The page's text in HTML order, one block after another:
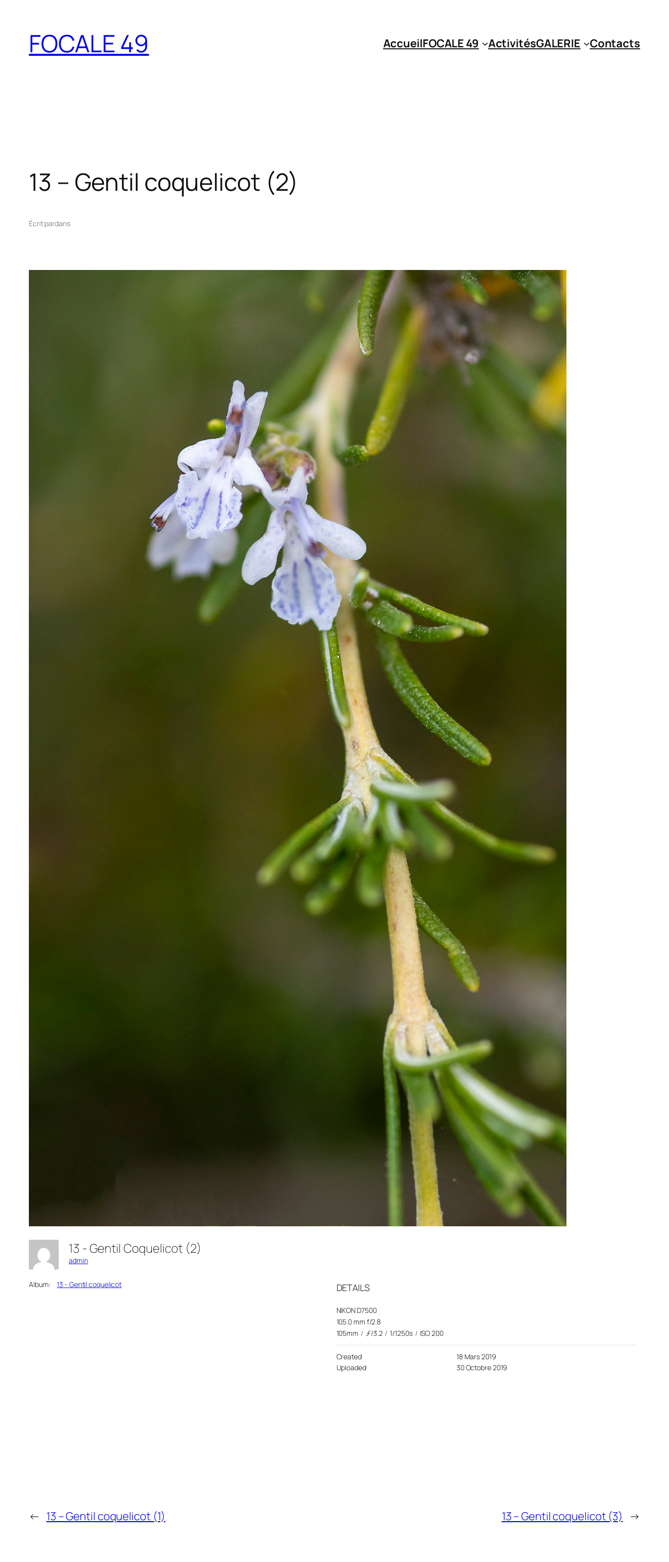
contenuFOCALE 49 AccueilFOCALE 49 ActivitésGALERIE Contacts
13 – Gentil coquelicot (2)
Écrit pardans
13 - Gentil Coquelicot (2)
admin
Album: 13 - Gentil coquelicot DETAILS
NIKON D7500
105.0 mm f/2.8
105mm / ƒ/3.2 / 1/1250s / ISO 200
Created
18 Mars 2019
Uploaded
30 Octobre 2019
← 13 – Gentil coquelicot (1) 13 – Gentil coquelicot (3) →